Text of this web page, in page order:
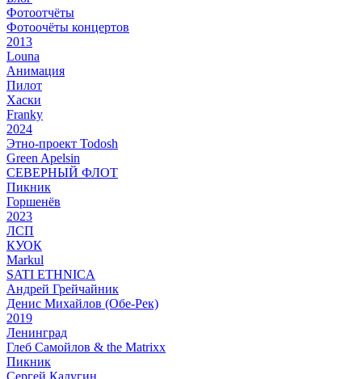
Фотоотчёты
Фотоочёты концертов
2013
Louna
Анимация
Пилот
Хаски
Franky
2024
Этно-проект Todosh
Green Apelsin
СЕВЕРНЫЙ ФЛОТ
Пикник
Горшенёв
2023
ЛСП
КУОК
Markul
SATI ETHNICA
Андрей Грейчайник
Денис Михайлов (Обе-Рек)
2019
Ленинград
Глеб Самойлов & the Matrixx
Пикник
Сергей Калугин